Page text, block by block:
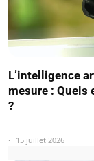
L’intelligence
mesure : Quels
?
15 juillet 2026